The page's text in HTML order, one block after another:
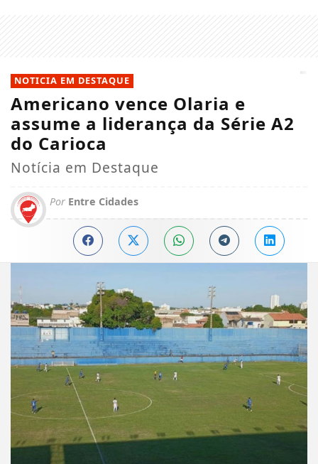
NOTICIA EM DESTAQUE
Americano vence Olaria e
assume a liderança da Série A2
do Carioca
Notícia em Destaque
Por Entre Cidades